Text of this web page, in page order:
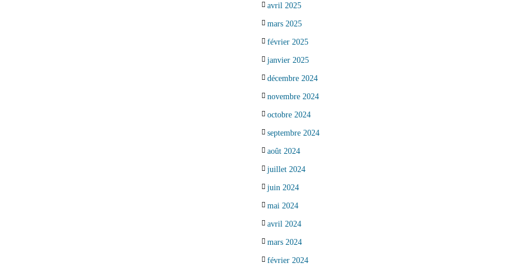
avril 2025
mars 2025
février 2025
janvier 2025
décembre 2024
novembre 2024
octobre 2024
septembre 2024
août 2024
juillet 2024
juin 2024
mai 2024
avril 2024
mars 2024
février 2024